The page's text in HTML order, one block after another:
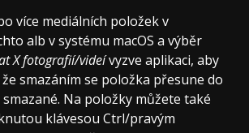
více mediálních položek v
alb v systému macOS a výběr
X fotografií/videívyzve aplikaci, aby
smazáním se položka přesune do
Na položky můžete také
klávesou Ctrl/pravým